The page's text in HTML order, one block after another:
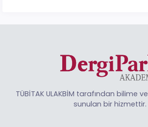
TÜBİTAK ULAKBİM tarafından bilime
sunulan bir hizmettir.